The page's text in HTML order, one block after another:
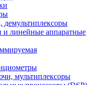
демультиплексоры
и линейные аппаратные
мультиплексоры